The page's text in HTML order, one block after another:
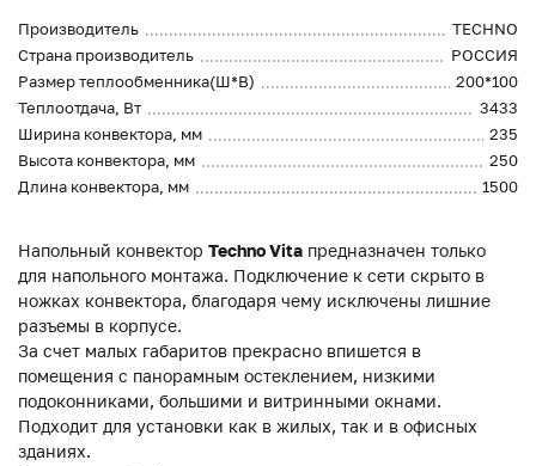
Производитель
TECHNO
Страна производитель
РОССИЯ
Размер теплообменника(Ш*В)
200*100
Теплоотдача, Вт
3433
Ширина конвектора, мм
235
Высота конвектора, мм
250
Длина конвектора, мм
1500
Напольный конвектор Techno Vita предназначен только
для напольного монтажа. Подключение к сети скрыто в
ножках конвектора, благодаря чему исключены лишние
разъемы в корпусе.
За счет малых габаритов прекрасно впишется в
помещения с панорамным остеклением, низкими
подоконниками, большими и витринными окнами.
Подходит для установки как в жилых, так и в офисных
зданиях.